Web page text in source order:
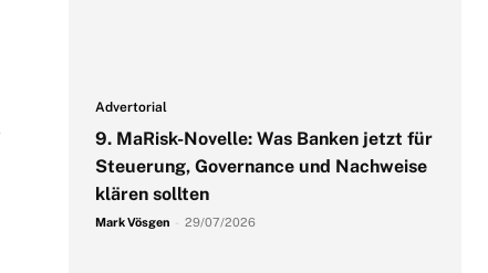
Advertorial
9. MaRisk-Novelle: Was Banken jetzt für
Steuerung, Governance und Nachweise
klären sollten
Mark Vösgen 29/07/2026